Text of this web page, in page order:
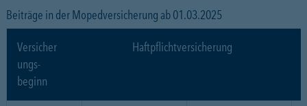
Beiträge in der Mopedversicherung ab 01.03.2025
Versicher
ungs-
beginn
Haftpflichtversicherung